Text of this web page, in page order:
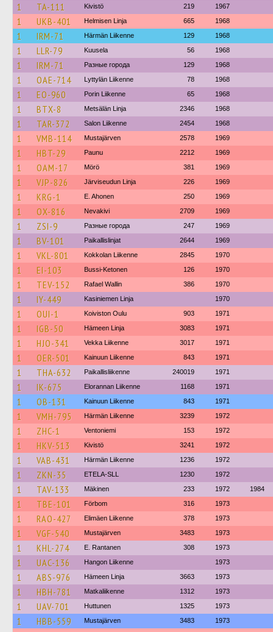
1 TA-111 Kivistö 219 1967
1 UKB-401 Helmisen Linja 665 1968
1 IRM-71 Härmän Liikenne 129 1968
1 LLR-79 Kuusela 56 1968
1 IRM-71 Разные города 129 1968
1 OAE-714 Lyttylän Liikenne 78 1968
1 EO-960 Porin Liikenne 65 1968
1 BTX-8 Metsälän Linja 2346 1968
1 TAR-372 Salon Liikenne 2454 1968
1 VMB-114 Mustajärven 2578 1969
1 HBT-29 Paunu 2212 1969
1 OAM-17 Mörö 381 1969
1 VJP-826 Järviseudun Linja 226 1969
1 KRG-1 E. Ahonen 250 1969
1 OX-816 Nevakivi 2709 1969
1 ZSI-9 Разные города 247 1969
1 BV-101 Paikallislinjat 2644 1969
1 VKL-801 Kokkolan Liikenne 2845 1970
1 EI-103 Bussi-Ketonen 126 1970
1 TEV-152 Rafael Wallin 386 1970
1 IY-449 Kasiniemen Linja 1970
1 OUI-1 Koiviston Oulu 903 1971
1 IGB-50 Hämeen Linja 3083 1971
1 HJO-341 Vekka Liikenne 3017 1971
1 OER-501 Kainuun Liikenne 843 1971
1 THA-632 Paikallisliikenne 240019 1971
1 IK-675 Elorannan Liikenne 1168 1971
1 OB-131 Kainuun Liikenne 843 1971
1 VMH-795 Härmän Liikenne 3239 1972
1 ZHC-1 Ventoniemi 153 1972
1 HKV-513 Kivistö 3241 1972
1 VAB-431 Härmän Liikenne 1236 1972
1 ZKN-35 ETELA-SLL 1230 1972
1 TAV-133 Mäkinen 233 1972 1984
1 TBE-101 Förbom 316 1973
1 RAO-427 Elimäen Liikenne 378 1973
1 VGF-540 Mustajärven 3483 1973
1 KHL-274 E. Rantanen 308 1973
1 UAC-136 Hangon Liikenne 1973
1 ABS-976 Hämeen Linja 3663 1973
1 HBH-781 Matkaliikenne 1312 1973
1 UAV-701 Huttunen 1325 1973
1 HBB-559 Mustajärven 3483 1973